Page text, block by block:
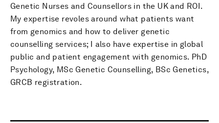
Genetic Nurses and Counsellors in the UK and ROI.
My expertise revoles around what patients want
from genomics and how to deliver genetic
counselling services; I also have expertise in global
public and patient engagement with genomics. PhD
Psychology, MSc Genetic Counselling, BSc Genetics,
GRCB registration.